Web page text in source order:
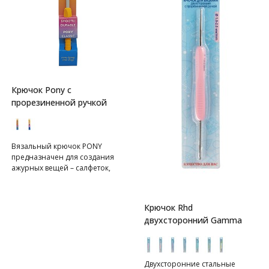
Крючок Pony с
прорезиненной ручкой
Вязальный крючок PONY
предназначен для создания
ажурных вещей – салфеток,
Крючок Rhd
двухсторонний Gamma
Двухсторонние стальные